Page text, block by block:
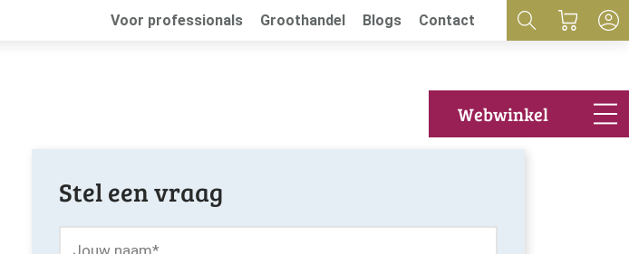
Voor professionals Groothandel Blogs Contact
Webwinkel
Stel een vraag
Jouw naam*